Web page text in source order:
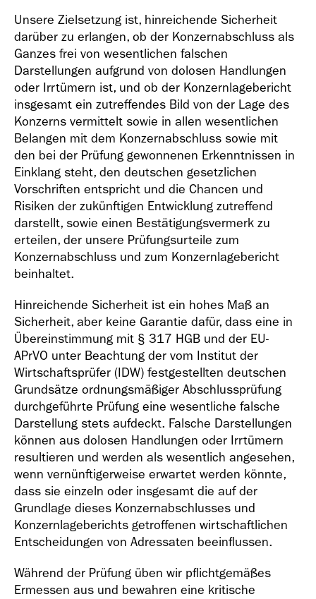
Unsere Zielsetzung ist, hinreichende Sicherheit
darüber zu erlangen, ob der Konzernabschluss als
Ganzes frei von wesentlichen falschen
Darstellungen aufgrund von dolosen Handlungen
oder Irrtümern ist, und ob der Konzernlagebericht
insgesamt ein zutreffendes Bild von der Lage des
Konzerns vermittelt sowie in allen wesentlichen
Belangen mit dem Konzernabschluss sowie mit
den bei der Prüfung gewonnenen Erkenntnissen in
Einklang steht, den deutschen gesetzlichen
Vorschriften entspricht und die Chancen und
Risiken der zukünftigen Entwicklung zutreffend
darstellt, sowie einen Bestätigungsvermerk zu
erteilen, der unsere Prüfungsurteile zum
Konzernabschluss und zum Konzernlagebericht
beinhaltet.
Hinreichende Sicherheit ist ein hohes Maß an
Sicherheit, aber keine Garantie dafür, dass eine in
Übereinstimmung mit § 317 HGB und der EU-
APrVO unter Beachtung der vom Institut der
Wirtschaftsprüfer (IDW) festgestellten deutschen
Grundsätze ordnungsmäßiger Abschlussprüfung
durchgeführte Prüfung eine wesentliche falsche
Darstellung stets aufdeckt. Falsche Darstellungen
können aus dolosen Handlungen oder Irrtümern
resultieren und werden als wesentlich angesehen,
wenn vernünftigerweise erwartet werden könnte,
dass sie einzeln oder insgesamt die auf der
Grundlage dieses Konzernabschlusses und
Konzernlageberichts getroffenen wirtschaftlichen
Entscheidungen von Adressaten beeinflussen.
Während der Prüfung üben wir pflichtgemäßes
Ermessen aus und bewahren eine kritische